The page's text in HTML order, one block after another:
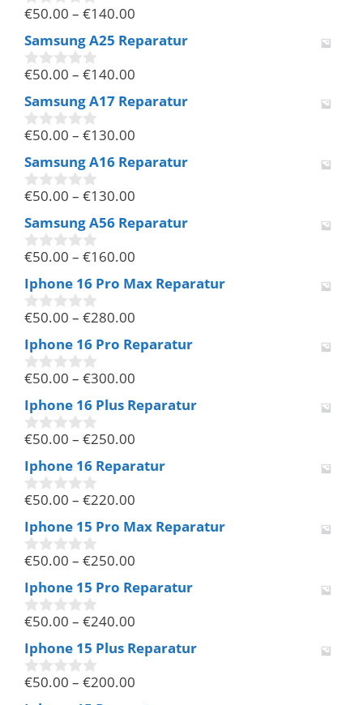
5
0
o
n
5
€50.00 – €140.00
Samsung A25 Reparatur
0
o
n
5
€50.00 – €140.00
Samsung A17 Reparatur
0
o
n
5
€50.00 – €130.00
Samsung A16 Reparatur
0
o
n
5
€50.00 – €130.00
Samsung A56 Reparatur
0
o
n
5
€50.00 – €160.00
Iphone 16 Pro Max Reparatur
0
o
n
5
€50.00 – €280.00
Iphone 16 Pro Reparatur
0
o
n
5
€50.00 – €300.00
Iphone 16 Plus Reparatur
0
o
n
5
€50.00 – €250.00
Iphone 16 Reparatur
0
o
n
5
€50.00 – €220.00
Iphone 15 Pro Max Reparatur
0
o
n
5
€50.00 – €250.00
Iphone 15 Pro Reparatur
0
o
n
5
€50.00 – €240.00
Iphone 15 Plus Reparatur
0
€50.00 – €200.00